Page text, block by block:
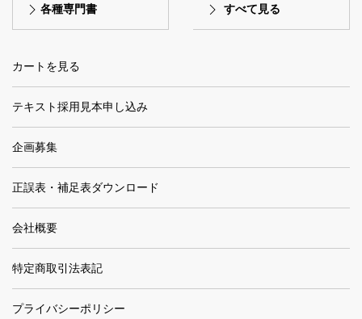
各種専門書 すべて見る
カートを見る
テキスト採用見本申し込み
企画募集
正誤表・補足表ダウンロード
会社概要
特定商取引法表記
プライバシーポリシー